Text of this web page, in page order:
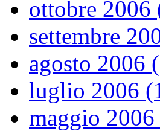
ottobre 2006
settembre
agosto 2006
luglio 2006
maggio